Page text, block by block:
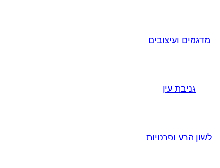
מדגמים ועיצובים
גניבת עין
לשון הרע ופרטיות